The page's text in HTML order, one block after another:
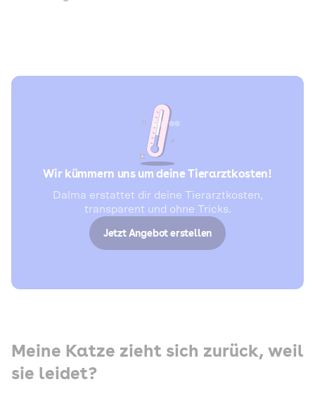
Wir kümmern uns um deine Tierarztkosten!
Dalma erstattet dir deine Tierarztkosten,
transparent und ohne Tricks.
Jetzt Angebot erstellen
Meine Katze zieht sich zurück, weil
sie leidet?